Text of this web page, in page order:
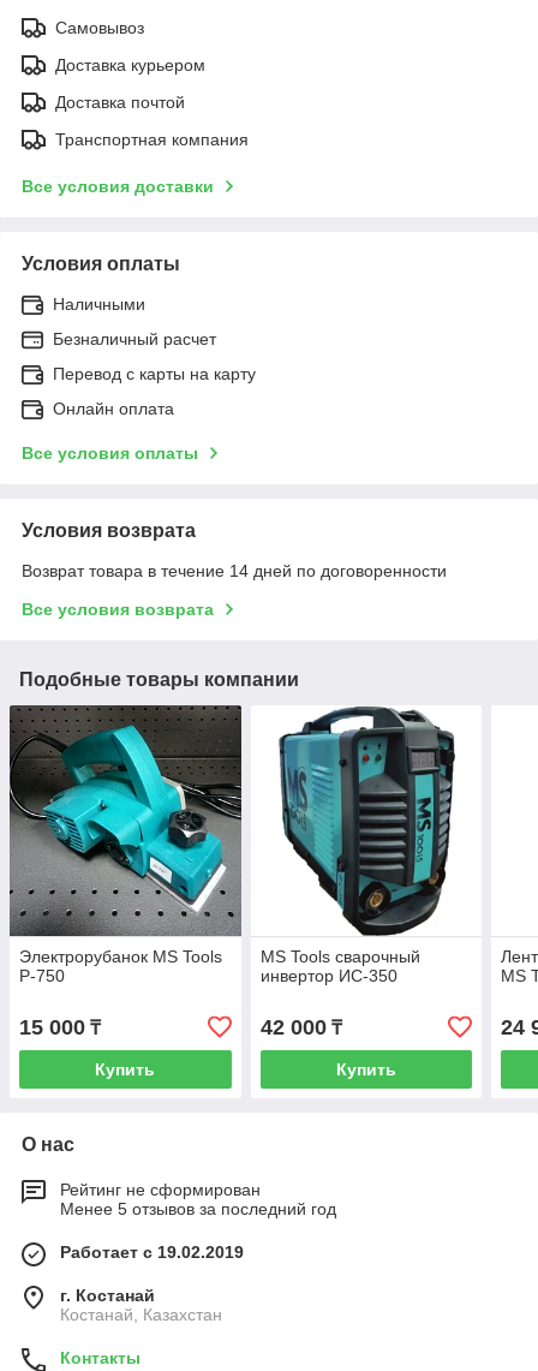
Самовывоз
Доставка курьером
Доставка почтой
Транспортная компания
Все условия доставки
Условия оплаты
Наличными
Безналичный расчет
Перевод с карты на карту
Онлайн оплата
Все условия оплаты
Условия возврата
Возврат товара в течение 14 дней по договоренности
Все условия возврата
Подобные товары компании
Электрорубанок MS Tools
Р-750
15 000 ₸
Купить
MS Tools сварочный
инвертор ИС-350
42 000₸
Купить
MS
24
О нас
Рейтинг не сформирован
Менее 5 отзывов за последний год
Работает с 19.02.2019
г. Костанай
Костанай, Казахстан
Контакты